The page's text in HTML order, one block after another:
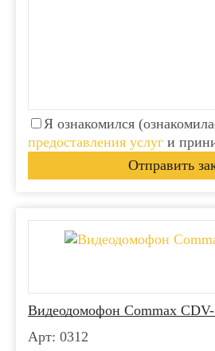
Я ознакомился
предоставления услуг и
Видеодомофон Commax
Арт: 0312